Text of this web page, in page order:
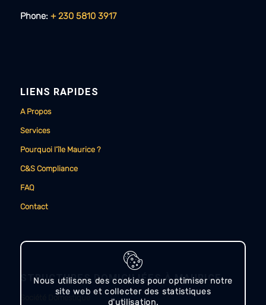
Phone: + 230 5810 3917
LIENS RAPIDES
A Propos
Services
Pourquoi l’île Maurice ?
C&S Compliance
FAQ
Contact
STRUCTURES DOMICILIÉES À MAURICE
Société Domestique
Nous utilisons des cookies pour optimiser notre
site web et collecter des statistiques
d'utilisation.